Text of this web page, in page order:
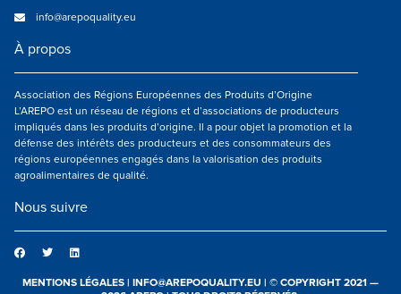
info@arepoquality.eu
À propos
Association des Régions Européennes des Produits d’Origine
L’AREPO est un réseau de régions et d’associations de producteurs
impliqués dans les produits d’origine. Il a pour objet la promotion et la
défense des intérêts des producteurs et des consommateurs des
régions européennes engagés dans la valorisation des produits
agroalimentaires de qualité.
Nous suivre
MENTIONS LÉGALES | INFO@AREPOQUALITY.EU | © COPYRIGHT 2021 —